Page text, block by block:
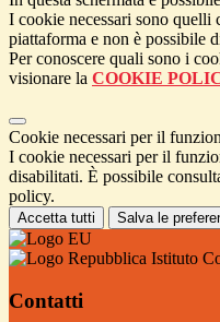
I cookie necessari sono quelli
piattaforma e non è possibile
Per conoscere quali sono i
visionare la COOKIE
Cookie necessari per il
I cookie necessari per il
disabilitati. È possibile
policy.
Accetta tutti Salva le
Istituto
Contatti